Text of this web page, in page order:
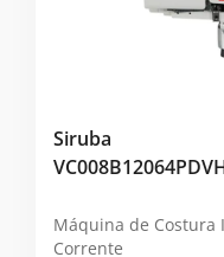
Siruba
Máquina de Costura
Corrente